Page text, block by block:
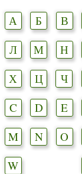
А Б В
Л
М Н
Х
Ц Ч
C
D E
M
N O
W